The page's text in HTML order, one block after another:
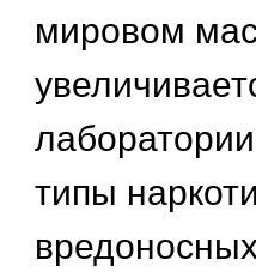
мировом
типы
вредоносных